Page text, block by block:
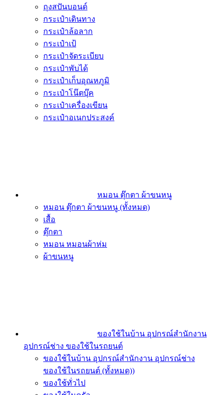
ถุงสปันบอนด์
กระเป๋าเดินทาง
กระเป๋าล้อลาก
กระเป๋าเป้
กระเป๋าจัดระเบียบ
กระเป๋าพับได้
กระเป๋าเก็บอุณหภูมิ
กระเป๋าโน๊ตบุ๊ค
กระเป๋าเครื่องเขียน
กระเป๋าอเนกประสงค์
หมอน ตุ๊กตา ผ้าขนหนู
หมอน ตุ๊กตา ผ้าขนหนู (ทั้งหมด)
เสื้อ
ตุ๊กตา
หมอน หมอนผ้าห่ม
ผ้าขนหนู
ของใช้ในบ้าน อุปกรณ์สำนักงาน
อุปกรณ์ช่าง ของใช้ในรถยนต์
ของใช้ในบ้าน อุปกรณ์สำนักงาน อุปกรณ์ช่าง
ของใช้ในรถยนต์ (ทั้งหมด))
ของใช้ทั่วไป